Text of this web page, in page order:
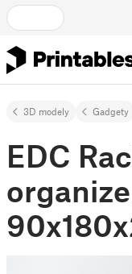
3D modely Gadgety
EDC